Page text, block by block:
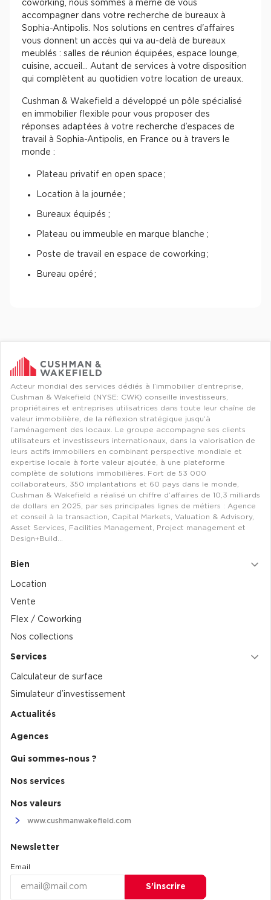
coworking, nous sommes à même de vous
accompagner dans votre recherche de bureaux à
Sophia-Antipolis. Nos solutions en centres d'affaires
vous donnent un accès qui va au-delà de bureaux
meublés : salles de réunion équipées, espace lounge,
cuisine, accueil... Autant de services à votre disposition
qui complètent au quotidien votre location de ureaux.
Cushman & Wakefield a développé un pôle spécialisé
en immobilier flexible pour vous proposer des
réponses adaptées à votre recherche d’espaces de
travail à Sophia-Antipolis, en France ou à travers le
monde :
Plateau privatif en open space ;
Location à la journée ;
Bureaux équipés ;
Plateau ou immeuble en marque blanche ;
Poste de travail en espace de coworking ;
Bureau opéré ;
Acteur mondial des services dédiés à l’immobilier d’entreprise,
Cushman & Wakefield (NYSE: CWK) conseille investisseurs,
propriétaires et entreprises utilisatrices dans toute leur chaîne de
valeur immobilière, de la réflexion stratégique jusqu’à
l’aménagement des locaux. Le groupe accompagne ses clients
utilisateurs et investisseurs internationaux, dans la valorisation de
leurs actifs immobiliers en combinant perspective mondiale et
expertise locale à forte valeur ajoutée, à une plateforme
complète de solutions immobilières. Fort de 53 000
collaborateurs, 350 implantations et 60 pays dans le monde,
Cushman & Wakefield a réalisé un chiffre d’affaires de 10,3 milliards
de dollars en 2025, par ses principales lignes de métiers : Agence
et conseil à la transaction, Capital Markets, Valuation & Advisory,
Asset Services, Facilities Management, Project management et
Design+Build…
Bien
Location
Vente
Flex / Coworking
Nos collections
Services
Calculateur de surface
Simulateur d’investissement
Actualités
Agences
Qui sommes-nous ?
Nos services
Nos valeurs
www.cushmanwakefield.com
Newsletter
Email
S’inscrire